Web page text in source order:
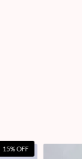
15% OFF